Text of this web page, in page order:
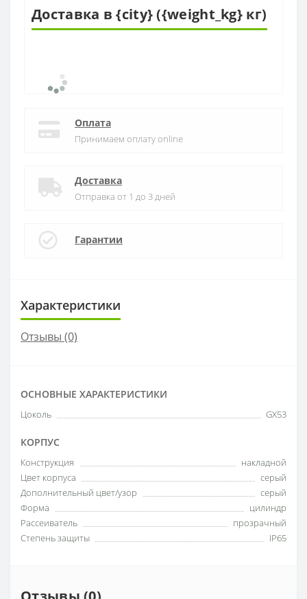
Доставка в {city} ({weight_kg} кг)
Оплата
Принимаем оплату online
Доставка
Отправка от 1 до 3 дней
Гарантии
Характеристики
Отзывы (0)
ОСНОВНЫЕ ХАРАКТЕРИСТИКИ
Цоколь GX53
КОРПУС
Конструкция
накладной
Цвет корпуса
серый
Дополнительный цвет/узор
серый
Форма
цилиндр
Рассеиватель
прозрачный
Степень защиты
IP65